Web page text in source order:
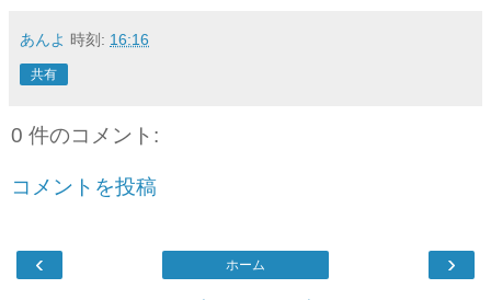
あんよ 時刻: 16:16
共有
0 件のコメント:
コメントを投稿
‹ ›
ホーム